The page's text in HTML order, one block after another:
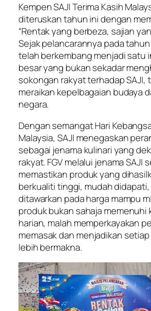
Kempen SAJI Terima Kasih
diteruskan tahun ini dengan
“Rentak yang berbeza, sajian
Sejak pelancarannya pada tahun
telah berkembang menjadi satu
besar yang bukan sekadar
sokongan rakyat terhadap SAJI,
meraikan kepelbagaian budaya
negara.
Dengan semangat Hari
Malaysia, SAJI menegaskan
sebagai jenama kulinari yang
rakyat. FGV melalui jenama SAJI
memastikan produk yang
berkualiti tinggi, mudah didapati,
ditawarkan pada harga mampu
produk bukan sahaja memenuhi
harian, malah memperkayakan
memasak dan menjadikan
lebih bermakna.